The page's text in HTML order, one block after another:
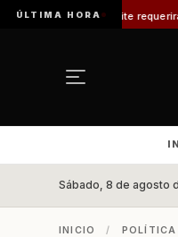
ÚLTIMA HORA
trámite requerirá declaración
Sábado, 8 de agosto
INICIO / POLÍTICA